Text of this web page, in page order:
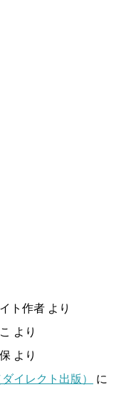
ト作者 より
より
より
イレクト出版）
に